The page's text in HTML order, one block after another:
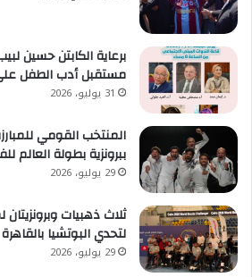
برعاية الكابتن حسين
مستقبل أدب الطفل
31 يوليو، 2026
المنتخب القومي
ببرونزية بطولة العالم
29 يوليو، 2026
ثلاث ذهبيات
لتحدي البوتشيا بالقاهرة
29 يوليو، 2026